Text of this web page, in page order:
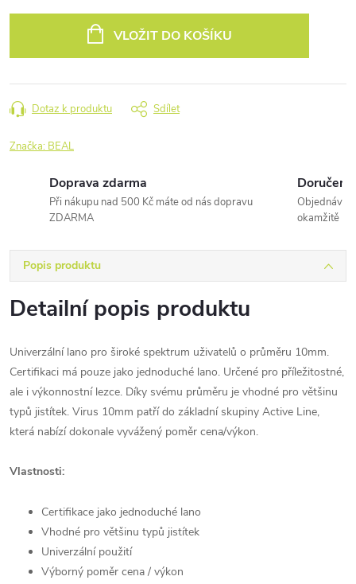
VLOŽIT DO KOŠÍKU
Dotaz k produktu Sdílet
Značka: BEAL
Doprava zdarma
Při nákupu nad 500 Kč máte od nás dopravu
ZDARMA
Doručení
okamžitě
Popis produktu
Detailní popis produktu
Univerzální lano pro široké spektrum uživatelů o průměru 10mm.
Certifikaci má pouze jako jednoduché lano. Určené pro příležitostné,
ale i výkonnostní lezce. Díky svému průměru je vhodné pro většinu
typů jistítek. Virus 10mm patří do základní skupiny Active Line,
která nabízí dokonale vyvážený poměr cena/výkon.
Vlastnosti:
Certifikace jako jednoduché lano
Vhodné pro většinu typů jistítek
Univerzální použití
Výborný poměr cena / výkon